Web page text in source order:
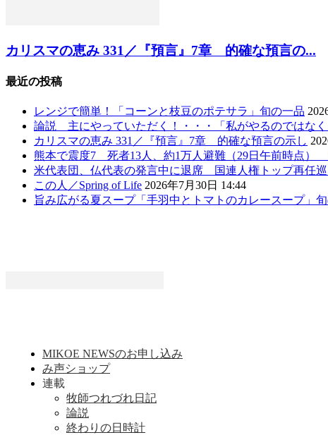
カリスマの恵み 331／『預言』7章 的確な預言の...
最近の投稿
レンジで簡単！「コーンと枝豆のポテサラ」旬の一品
論説 主にやっていただく！・・・「私がやるのではなく
カリスマの恵み 331／『預言』7章 的確な預言の示し
熊本で震度7 死者13人、約1万人避難（29日午前時点）
米代表団、仏代表の発言中に退席 国連人権トップ再任巡
この人／Spring of Life 2026年7月30日 14:44
旨み広がる夏スープ「手羽中とトマトのカレースープ」
MIKOE NEWSのお申し込み
み声ショップ
連載
牧師つれづれ日記
論説
終わりの日時計